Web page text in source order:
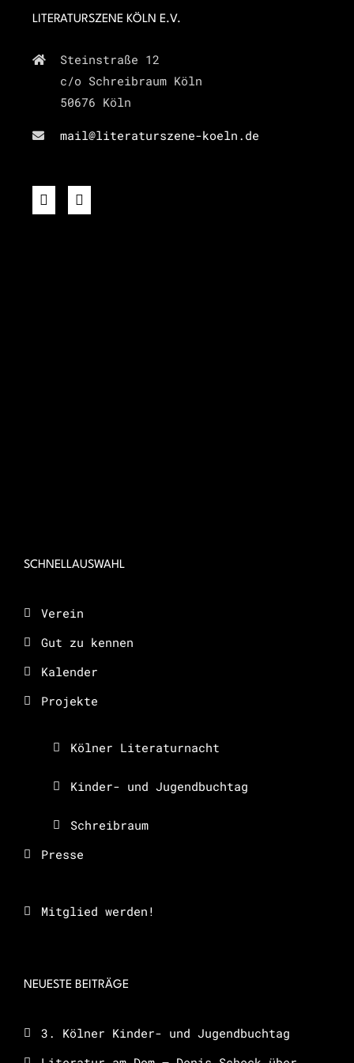
LITERATURSZENE KÖLN E.V.
Steinstraße 12
c/o Schreibraum Köln
50676 Köln
mail@literaturszene-koeln.de
SCHNELLAUSWAHL
Verein
Gut zu kennen
Kalender
Projekte
Kölner Literaturnacht
Kinder- und Jugendbuchtag
Schreibraum
Presse
Mitglied werden!
NEUESTE BEITRÄGE
3. Kölner Kinder- und Jugendbuchtag